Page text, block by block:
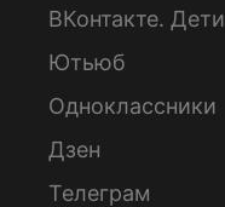
ВКонтакте. Дети
Ютьюб
Одноклассники
Дзен
Телеграм